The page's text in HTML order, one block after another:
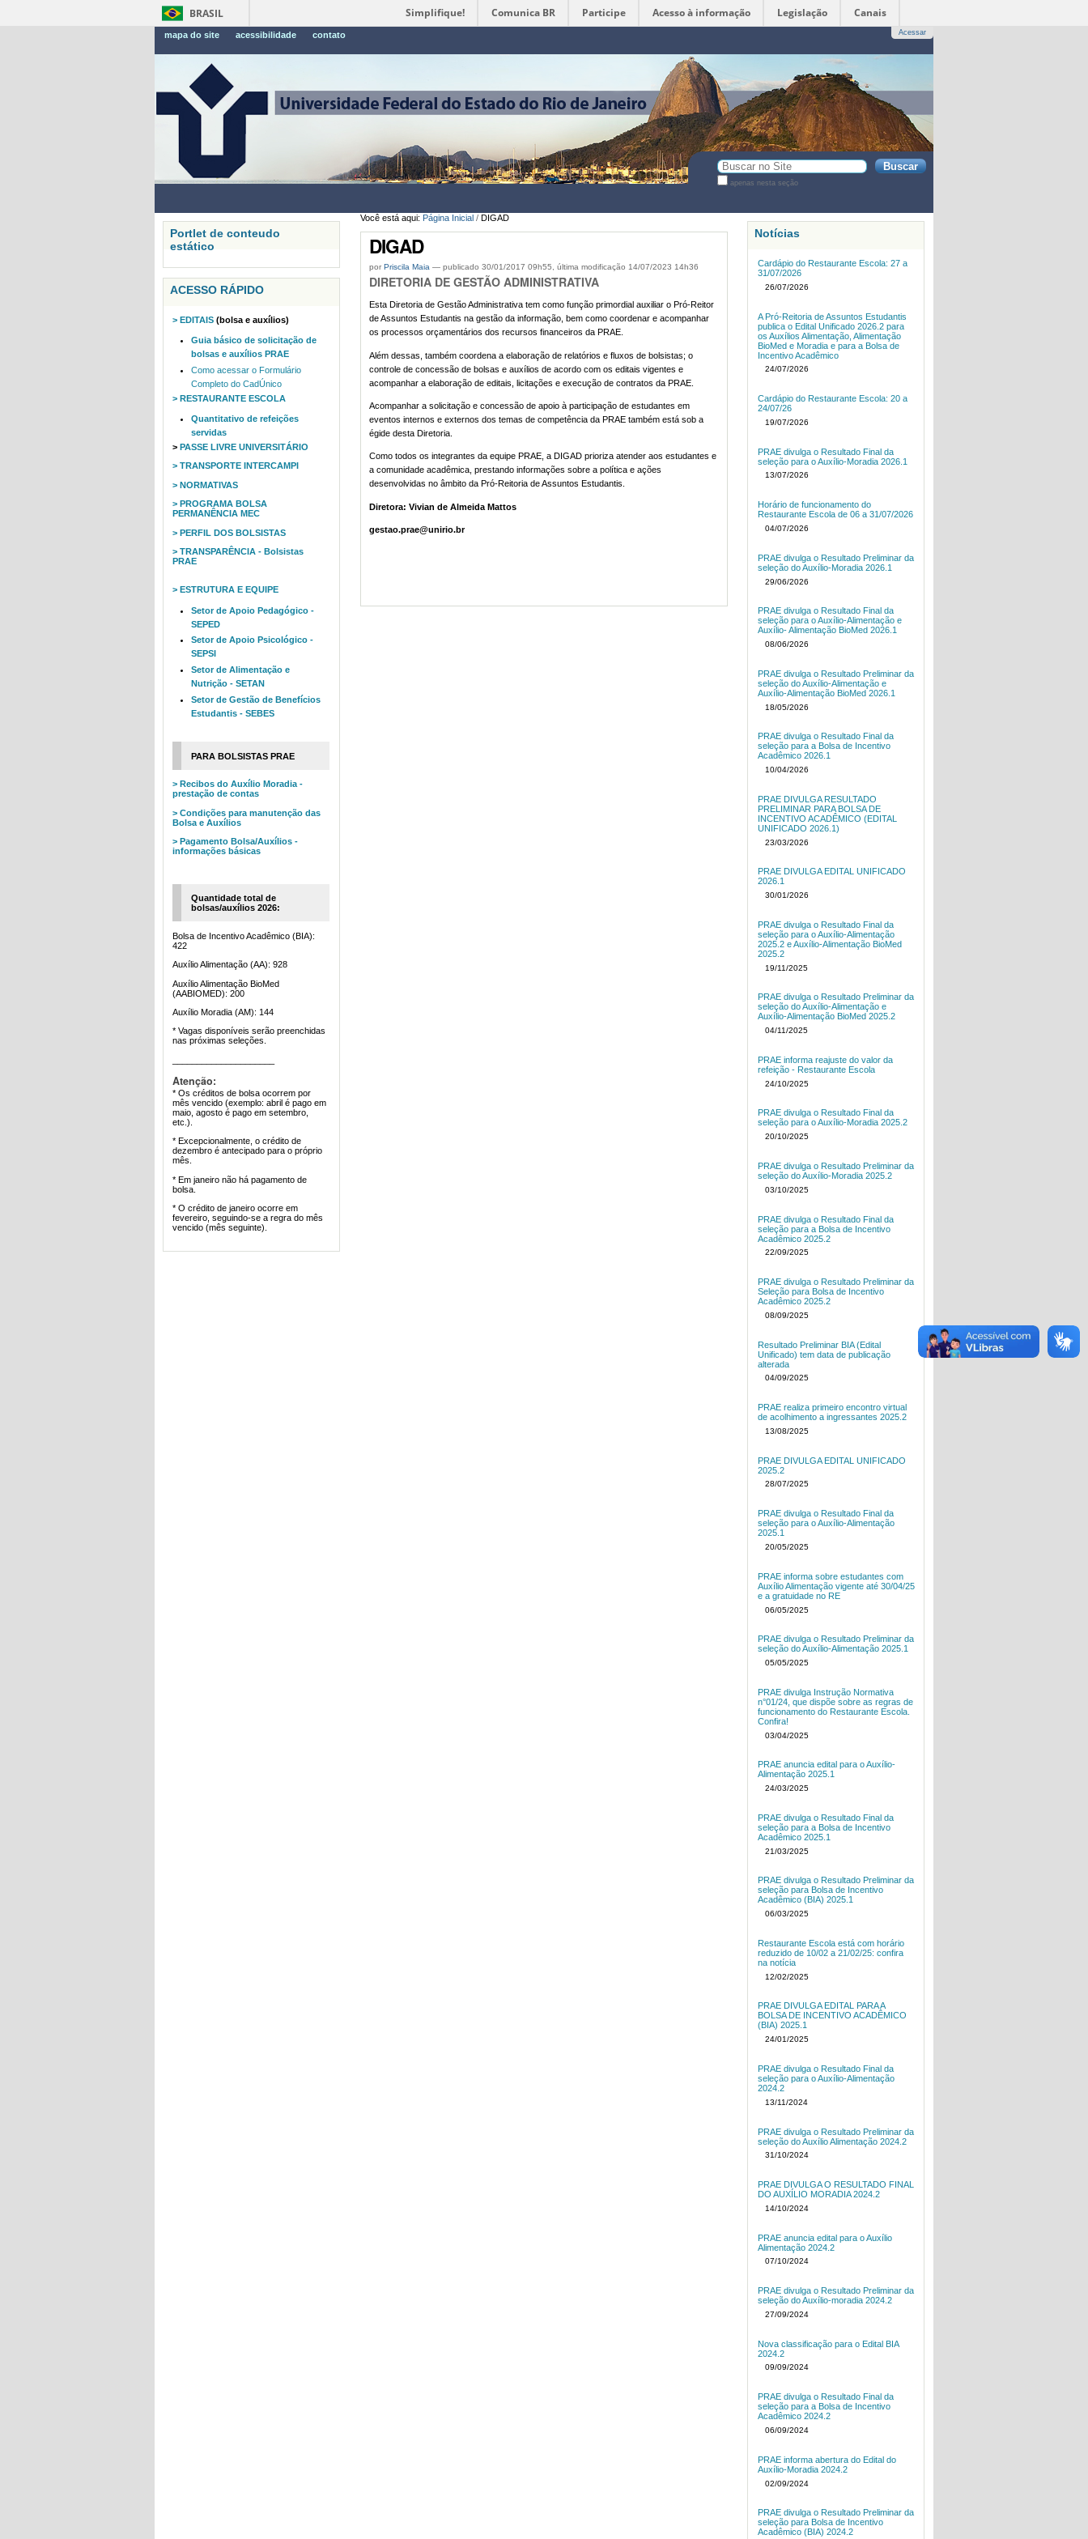
BRASIL Simplifique! Comunica BR Participe Acesso à informação Legislação Canais
mapa do site acessibilidade contato Acessar
Busca
apenas nesta seção
Você está aqui: Página Inicial /DIGAD
DIGAD
porPriscila Maia —publicado 30/01/2017 09h55,última modificação 14/07/2023 14h36
DIRETORIA DE GESTÃO ADMINISTRATIVA
Esta Diretoria de Gestão Administrativa tem como função primordial auxiliar o Pró-Reitor
de Assuntos Estudantis na gestão da informação, bem como coordenar e acompanhar
os processos orçamentários dos recursos financeiros da PRAE.
Além dessas, também coordena a elaboração de relatórios e fluxos de bolsistas; o
controle de concessão de bolsas e auxílios de acordo com os editais vigentes e
acompanhar a elaboração de editais, licitações e execução de contratos da PRAE.
Acompanhar a solicitação e concessão de apoio à participação de estudantes em
eventos internos e externos dos temas de competência da PRAE também está sob a
égide desta Diretoria.
Como todos os integrantes da equipe PRAE, a DIGAD prioriza atender aos estudantes e
a comunidade acadêmica, prestando informações sobre a política e ações
desenvolvidas no âmbito da Pró-Reitoria de Assuntos Estudantis.
Diretora: Vivian de Almeida Mattos
gestao.prae@unirio.br
Portlet de conteudo
estático
ACESSO RÁPIDO
> EDITAIS (bolsa e auxílios)
Guia básico de solicitação de
bolsas e auxílios PRAE
Como acessar o Formulário
Completo do CadÚnico
> RESTAURANTE ESCOLA
Quantitativo de refeições
servidas
> PASSE LIVRE UNIVERSITÁRIO
> TRANSPORTE INTERCAMPI
> NORMATIVAS
> PROGRAMA BOLSA
PERMANÊNCIA MEC
> PERFIL DOS BOLSISTAS
> TRANSPARÊNCIA - Bolsistas
PRAE
> ESTRUTURA E EQUIPE
Setor de Apoio Pedagógico -
SEPED
Setor de Apoio Psicológico -
SEPSI
Setor de Alimentação e
Nutrição - SETAN
Setor de Gestão de Benefícios
Estudantis - SEBES
PARA BOLSISTAS PRAE
> Recibos do Auxílio Moradia -
prestação de contas
> Condições para manutenção das
Bolsa e Auxílios
> Pagamento Bolsa/Auxílios -
informações básicas
Quantidade total de
bolsas/auxílios 2026:
Bolsa de Incentivo Acadêmico (BIA):
422
Auxílio Alimentação (AA): 928
Auxílio Alimentação BioMed
(AABIOMED): 200
Auxílio Moradia (AM): 144
* Vagas disponíveis serão preenchidas
nas próximas seleções.
Atenção:
* Os créditos de bolsa ocorrem por
mês vencido (exemplo: abril é pago em
maio, agosto é pago em setembro,
etc.).
* Excepcionalmente, o crédito de
dezembro é antecipado para o próprio
mês.
* Em janeiro não há pagamento de
bolsa.
* O crédito de janeiro ocorre em
fevereiro, seguindo-se a regra do mês
vencido (mês seguinte).
Notícias
Cardápio do Restaurante Escola: 27 a
31/07/2026
26/07/2026
A Pró-Reitoria de Assuntos Estudantis
publica o Edital Unificado 2026.2 para
os Auxílios Alimentação, Alimentação
BioMed e Moradia e para a Bolsa de
Incentivo Acadêmico
24/07/2026
Cardápio do Restaurante Escola: 20 a
24/07/26
19/07/2026
PRAE divulga o Resultado Final da
seleção para o Auxílio-Moradia 2026.1
13/07/2026
Horário de funcionamento do
Restaurante Escola de 06 a 31/07/2026
04/07/2026
PRAE divulga o Resultado Preliminar da
seleção do Auxílio-Moradia 2026.1
29/06/2026
PRAE divulga o Resultado Final da
seleção para o Auxílio-Alimentação e
Auxílio- Alimentação BioMed 2026.1
08/06/2026
PRAE divulga o Resultado Preliminar da
seleção do Auxílio-Alimentação e
Auxílio-Alimentação BioMed 2026.1
18/05/2026
PRAE divulga o Resultado Final da
seleção para a Bolsa de Incentivo
Acadêmico 2026.1
10/04/2026
PRAE DIVULGA RESULTADO
PRELIMINAR PARA BOLSA DE
INCENTIVO ACADÊMICO (EDITAL
UNIFICADO 2026.1)
23/03/2026
PRAE DIVULGA EDITAL UNIFICADO
2026.1
30/01/2026
PRAE divulga o Resultado Final da
seleção para o Auxílio-Alimentação
2025.2 e Auxílio-Alimentação BioMed
2025.2
19/11/2025
PRAE divulga o Resultado Preliminar da
seleção do Auxílio-Alimentação e
Auxílio-Alimentação BioMed 2025.2
04/11/2025
PRAE informa reajuste do valor da
refeição - Restaurante Escola
24/10/2025
PRAE divulga o Resultado Final da
seleção para o Auxílio-Moradia 2025.2
20/10/2025
PRAE divulga o Resultado Preliminar da
seleção do Auxílio-Moradia 2025.2
03/10/2025
PRAE divulga o Resultado Final da
seleção para a Bolsa de Incentivo
Acadêmico 2025.2
22/09/2025
PRAE divulga o Resultado Preliminar da
Seleção para Bolsa de Incentivo
Acadêmico 2025.2
08/09/2025
Resultado Preliminar BIA (Edital
Unificado) tem data de publicação
alterada
04/09/2025
PRAE realiza primeiro encontro virtual
de acolhimento a ingressantes 2025.2
13/08/2025
PRAE DIVULGA EDITAL UNIFICADO
2025.2
28/07/2025
PRAE divulga o Resultado Final da
seleção para o Auxílio-Alimentação
2025.1
20/05/2025
PRAE informa sobre estudantes com
Auxílio Alimentação vigente até 30/04/25
e a gratuidade no RE
06/05/2025
PRAE divulga o Resultado Preliminar da
seleção do Auxílio-Alimentação 2025.1
05/05/2025
PRAE divulga Instrução Normativa
n°01/24, que dispõe sobre as regras de
funcionamento do Restaurante Escola.
Confira!
03/04/2025
PRAE anuncia edital para o Auxílio-
Alimentação 2025.1
24/03/2025
PRAE divulga o Resultado Final da
seleção para a Bolsa de Incentivo
Acadêmico 2025.1
21/03/2025
PRAE divulga o Resultado Preliminar da
seleção para Bolsa de Incentivo
Acadêmico (BIA) 2025.1
06/03/2025
Restaurante Escola está com horário
reduzido de 10/02 a 21/02/25: confira
na notícia
12/02/2025
PRAE DIVULGA EDITAL PARA A
BOLSA DE INCENTIVO ACADÊMICO
(BIA) 2025.1
24/01/2025
PRAE divulga o Resultado Final da
seleção para o Auxílio-Alimentação
2024.2
13/11/2024
PRAE divulga o Resultado Preliminar da
seleção do Auxílio Alimentação 2024.2
31/10/2024
PRAE DIVULGA O RESULTADO FINAL
DO AUXÍLIO MORADIA 2024.2
14/10/2024
PRAE anuncia edital para o Auxílio
Alimentação 2024.2
07/10/2024
PRAE divulga o Resultado Preliminar da
seleção do Auxílio-moradia 2024.2
27/09/2024
Nova classificação para o Edital BIA
2024.2
09/09/2024
PRAE divulga o Resultado Final da
seleção para a Bolsa de Incentivo
Acadêmico 2024.2
06/09/2024
PRAE informa abertura do Edital do
Auxílio-Moradia 2024.2
02/09/2024
PRAE divulga o Resultado Preliminar da
seleção para Bolsa de Incentivo
Acadêmico (BIA) 2024.2